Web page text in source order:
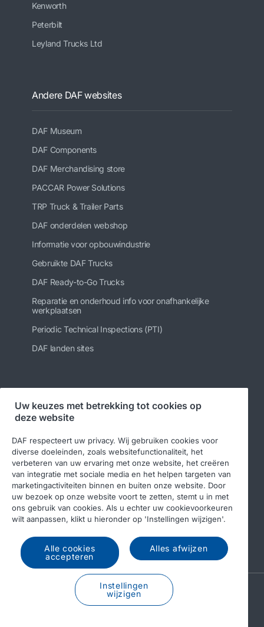
Kenworth
Peterbilt
Leyland Trucks Ltd
Andere DAF websites
DAF Museum
DAF Components
DAF Merchandising store
PACCAR Power Solutions
TRP Truck & Trailer Parts
DAF onderdelen webshop
Informatie voor opbouwindustrie
Gebruikte DAF Trucks
DAF Ready-to-Go Trucks
Reparatie en onderhoud info voor onafhankelijke
werkplaatsen
Periodic Technical Inspections (PTI)
DAF landen sites
Volg ons
© 2026 DAF Legal notice
Privacy statement
Algemene voorwaarden
DAF en cookies
Income Tax Report
A PACCAR COMPANY
DRIVEN BY QUALITY
Uw keuzes met betrekking tot cookies op
deze website
DAF respecteert uw privacy. Wij gebruiken cookies voor
diverse doeleinden, zoals websitefunctionaliteit, het
verbeteren van uw ervaring met onze website, het creëren
van integratie met sociale media en het helpen targeten van
marketingactiviteiten binnen en buiten onze website. Door
uw bezoek op onze website voort te zetten, stemt u in met
ons gebruik van cookies. Als u echter uw cookievoorkeuren
wilt aanpassen, klikt u hieronder op 'Instellingen wijzigen'.
Alle cookies
accepteren
Alles afwijzen
Instellingen
wijzigen